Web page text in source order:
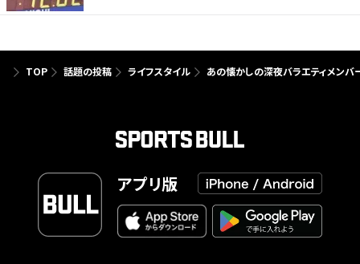
TOP 話題の投稿 ライフスタイル あの懐かしの深夜バラエティメンバ
アプリ版